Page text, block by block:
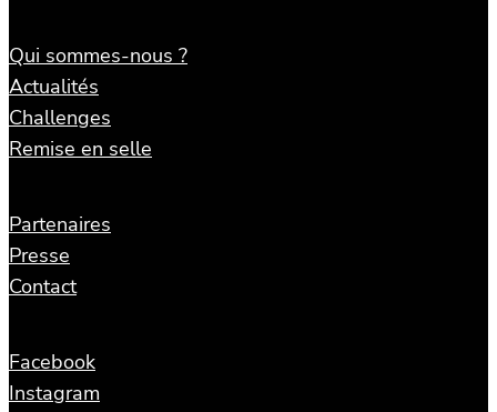
Qui sommes-nous ?
Actualités
Challenges
Remise en selle
Partenaires
Presse
Contact
Facebook
Instagram